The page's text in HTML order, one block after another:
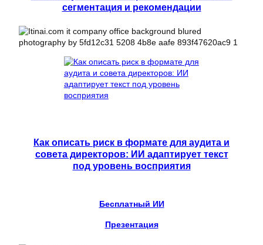
сегментация и рекомендации
Как описать риск в формате для аудита и
совета директоров: ИИ адаптирует текст
под уровень восприятия
Бесплатный ИИ
Презентация